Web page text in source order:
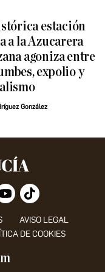
estación
a la Azucarera
agoniza entre
expolio y
González
AVISO LEGAL
DE COOKIES